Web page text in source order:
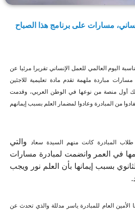
مسارات على برنامج هذا الصباح
اليوم العالمي للعمل الإنساني تقريرا مرئيا عن
مباردة ملهمة تقدم مادة تعليمية للاجئين
أول منصة من نوعها في الوطن العربي، وقدمت
من المبادرة وعادوا لمضمار العلم بسبب إيمانهم
المبادرة كانت منهم السيدة سعاد
والتي
في العمر وانضمت لمبادرة مسارات
بسبب إيمانها بأن العلم نور ويجب
العام للمبادرة ياسر مدللة والذي تحدث عن